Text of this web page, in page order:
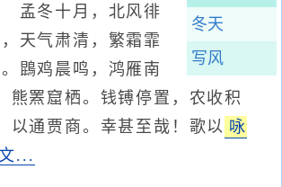
冬天
写风
冬十月，北风徘
天气肃清，繁霜霏
鵾鸡晨鸣，鸿雁南
熊罴窟栖。钱镈停置，农收积
以通贾商。幸甚至哉！歌以 咏
...